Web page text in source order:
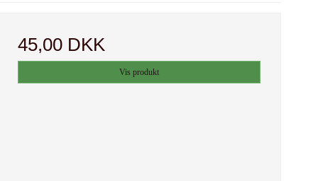
45,00 DKK
Vis produkt